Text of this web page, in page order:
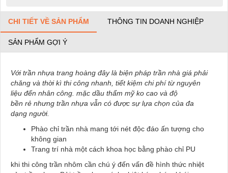
CHI TIẾT VỀ SẢN PHẨM THÔNG TIN DOANH NGHIỆP
SẢN PHẨM GỢI Ý
Với trần nhựa trang hoàng đây là biện pháp trần nhà giá phải
chăng và thời kì thi công nhanh, tiết kiệm chi phí từ nguyên
liệu đến nhân công. mặc dầu thẩm mỹ ko cao và độ
bền rẻ nhưng trần nhựa vẫn có được sự lựa chọn của đa
dạng người.
Phào chỉ trần nhà mang tới nét độc đáo ấn tượng cho
không gian
Trang trí nhà một cách khoa học bằng phào chỉ PU
khi thi công trần nhôm cần chú ý đến vấn đề hình thức nhiệt